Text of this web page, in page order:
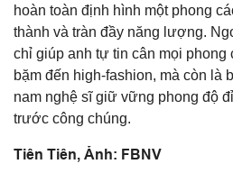
hoàn toàn định hình một phong
thành và tràn đầy năng lượng.
chỉ giúp anh tự tin cân mọi phong
bặm đến high-fashion, mà còn là
nam nghệ sĩ giữ vững phong độ
trước công chúng.
Tiên Tiên, Ảnh: FBNV